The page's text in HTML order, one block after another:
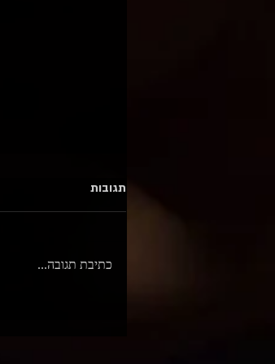
סשן יומולדת / Star⭐️
תגובות
כתיבת תגובה...